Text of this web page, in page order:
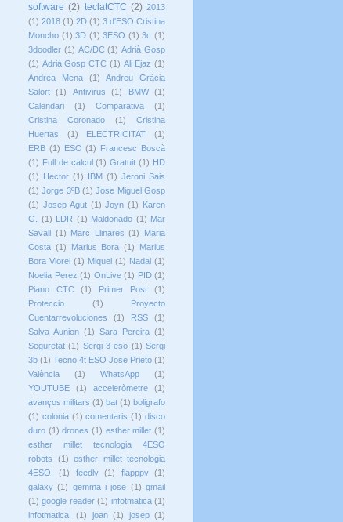
software (2) teclatCTC (2) 2013
(1) 2018 (1) 2D (1) 3 d'ESO Cristina
Moncho (1) 3D (1) 3ESO (1) 3c (1)
3doodler (1) AC/DC (1) Adrià Gosp
(1) Adrià Gosp CTC (1) Ali Ejaz (1)
Andrea Mena
(1)
Andreu Gràcia
Salort
(1) Antivirus (1) BMW
(1)
Calendari
(1) Comparativa
(1)
Cristina Coronado
(1)
Cristina
Huertas
(1) ELECTRICITAT
(1)
ERB (1) ESO (1) Francesc Boscà
(1) Full de calcul (1) Gratuit (1) HD
(1) Hector (1) IBM (1) Jeroni Sais
(1) Jorge 3ºB (1) Jose Miguel Gosp
(1) Josep Agut (1) Joyn (1) Karen
G.
(1) LDR (1) Maldonado (1) Mar
Savall (1) Marc Llinares (1)
Maria
Costa (1) Marius Bora (1)
Marius
Bora Viorel (1) Miquel (1) Nadal (1)
Noelia Perez (1) OnLive (1) PID (1)
Piano CTC
(1) Primer Post
(1)
Proteccio
(1)
Proyecto
Cuentarrevoluciones
(1) RSS
(1)
Salva Aunion (1) Sara Pereira (1)
Seguretat (1) Sergi 3 eso (1) Sergi
3b (1) Tecno 4t ESO Jose Prieto (1)
València
(1) WhatsApp
(1)
YOUTUBE
(1) acceleròmetre
(1)
avanços militars (1) bat (1) boligrafo
(1) colonia (1) comentaris (1) disco
duro (1) drones (1) esther millet (1)
esther millet tecnologia 4ESO
robots
(1) esther millet tecnologia
4ESO.
(1) feedly (1) flapppy
(1)
galaxy (1) gemma i jose (1) gmail
(1) google reader (1) infotmatica (1)
infotmatica.
(1) joan (1) josep (1)